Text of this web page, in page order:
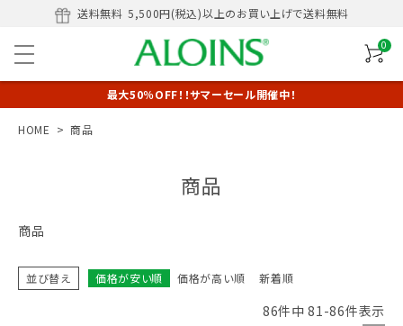
送料無料 5,500円(税込)以上のお買い上げで送料無料
0
最大50％OFF！！サマーセール開催中！
HOME 商品
商品
商品
並び替え 価格が安い順 価格が高い順 新着順
86件中 81-86件表示